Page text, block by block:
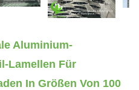
Aluminium-
Lamellen Für
In Größen Von 100